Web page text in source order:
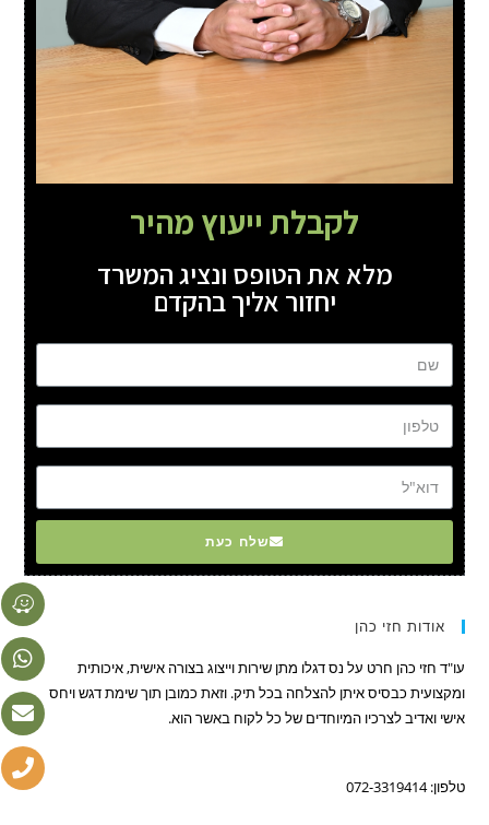
לקבלת ייעוץ מהיר
מלא את הטופס ונציג המשרד
יחזור אליך בהקדם
שלח כעת
אודות חזי כהן
עו"ד חזי כהן חרט על נס דגלו מתן שירות וייצוג בצורה אישית, איכותית
ומקצועית כבסיס איתן להצלחה בכל תיק. וזאת כמובן תוך שימת דגש ויחס
אישי ואדיב לצרכיו המיוחדים של כל לקוח באשר הוא.
טלפון: 072-3319414